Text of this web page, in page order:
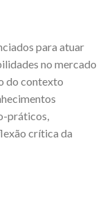
para atuar
no mercado
do contexto
práticos,
crítica da